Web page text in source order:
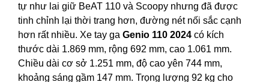
tự như lai giữ BeAT 110 và Scoopy nhưng đã được
tinh chỉnh lại thời trang hơn, đường nét nối sắc cạnh
hơn rất nhiều. Xe tay ga Genio 110 2024 có kích
thước dài 1.869 mm, rộng 692 mm, cao 1.061 mm.
Chiều dài cơ sở 1.251 mm, độ cao yên 744 mm,
khoảng sáng gầm 147 mm. Trọng lượng 92 kg cho